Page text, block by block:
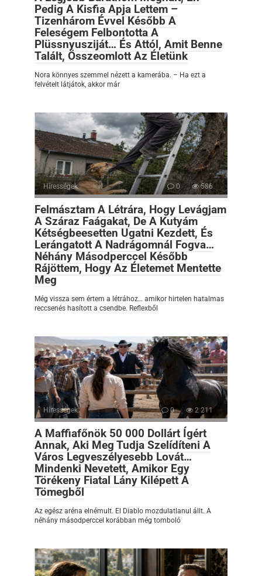
Pedig A Kisfia Apja Lettem –
Tizenhárom Évvel Később A
Feleségem Felbontotta A
Plüssnyusziját… És Attól, Amit Benne
Talált, Összeomlott Az Életünk
Nora könnyes szemmel nézett a kamerába. – Ha ezt a
felvételt látjátok, akkor már
Hírességek 0 586
Felmásztam A Létrára, Hogy Levágjam
A Száraz Faágakat, De A Kutyám
Kétségbeesetten Ugatni Kezdett, És
Lerángatott A Nadrágomnál Fogva…
Néhány Másodperccel Később
Rájöttem, Hogy Az Életemet Mentette
Meg
Még vissza sem értem a létrához… amikor hirtelen hatalmas
reccsenés hasított a csendbe. Reflexből
Hírességek 0 2 211
A Maffiafőnök 50 000 Dollárt Ígért
Annak, Aki Meg Tudja Szelídíteni A
Város Legveszélyesebb Lovát…
Mindenki Nevetett, Amikor Egy
Törékeny Fiatal Lány Kilépett A
Tömegből
Az egész aréna elnémult. El Diablo mozdulatlanul állt. A
néhány másodperccel korábban még tomboló